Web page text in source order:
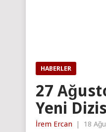
HABERLER
27
Yeni
İrem Ercan | 18